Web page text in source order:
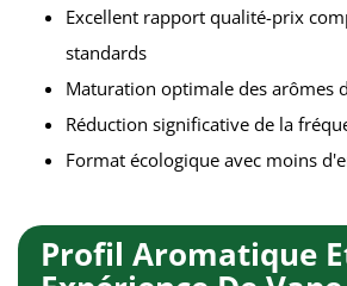
Excellent rapport qualité-prix
standards
Maturation optimale des arômes
Réduction significative de la
Format écologique avec moins
Profil Aromatique